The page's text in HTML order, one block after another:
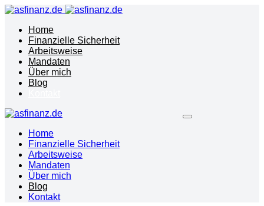
Home
Finanzielle Sicherheit
Arbeitsweise
Mandaten
Über mich
Blog
Home
Finanzielle Sicherheit
Arbeitsweise
Mandaten
Über mich
Blog
Kontakt